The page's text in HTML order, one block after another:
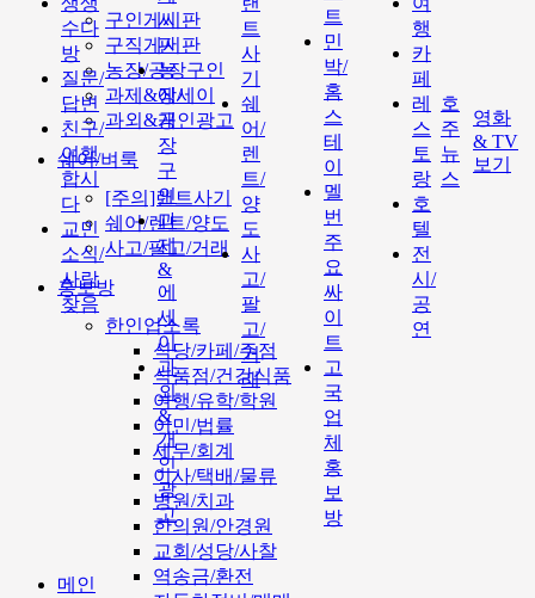
구인게시판
구직게시판
농장/공장구인
과제&에세이
과외&개인광고
쉐어/벼룩
[주의]랜트사기
쉐어/렌트/양도
사고/팔고/거래
홍보방
한인업소록
식당/카페/주점
식품점/건강식품
여행/유학/학원
이민/법률
세무/회계
이사/택배/물류
병원/치과
한의원/안경원
교회/성당/사찰
역송금/환전
수다
방
질문/
답변
친구/
여행
합시
다
교민
소식/
사람
찾음
시
판
농
장/
공
장
구
인
과
제
&
에
세
이
과
외
&
개
인
광
고
트
사
기
쉐
어/
렌
트/
양
도
사
고/
팔
고/
거
래
트
민
박/
홈
스
테
이
멜
번
주
요
싸
이
트
고
국
업
체
홍
보
방
행
카
페
레
스
토
랑
호
텔
전
시/
공
연
호
주
뉴
스
영화
& TV
보기
메인